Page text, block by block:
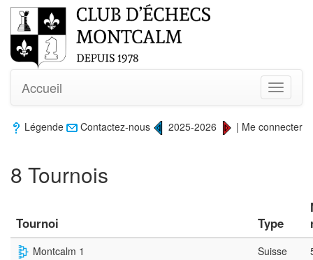
Toggle
Accueil
Légende Contactez-nous 2025-2026 | Me connecter
8 Tournois
Tournoi Type
Montcalm 1 Suisse